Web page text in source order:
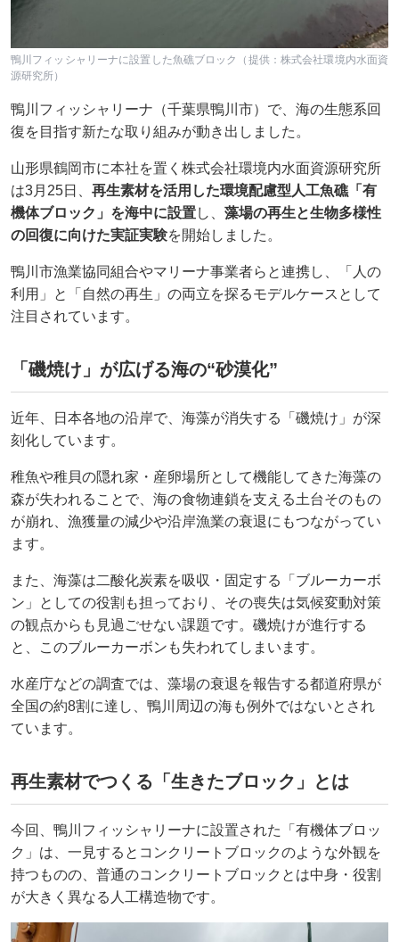
鴨川フィッシャリーナに設置した魚礁ブロック（提供：株式会社環境内水面資
源研究所）
鴨川フィッシャリーナ（千葉県鴨川市）で、海の生態系回
復を目指す新たな取り組みが動き出しました。
山形県鶴岡市に本社を置く株式会社環境内水面資源研究所
は3月25日、 再生素材を活用した環境配慮型人工魚礁「有
機体ブロック」を海中に設置し、 藻場の再生と生物多様性
の回復に向けた実証実験を開始しました。
鴨川市漁業協同組合やマリーナ事業者らと連携し、「人の
利用」と「自然の再生」の両立を探るモデルケースとして
注目されています。
「磯焼け」が広げる海の“砂漠化”
近年、日本各地の沿岸で、海藻が消失する「磯焼け」が深
刻化しています。
稚魚や稚貝の隠れ家・産卵場所として機能してきた海藻の
森が失われることで、海の食物連鎖を支える土台そのもの
が崩れ、漁獲量の減少や沿岸漁業の衰退にもつながってい
ます。
また、海藻は二酸化炭素を吸収・固定する「ブルーカーボ
ン」としての役割も担っており、その喪失は気候変動対策
の観点からも見過ごせない課題です。磯焼けが進行する
と、このブルーカーボンも失われてしまいます。
水産庁などの調査では、藻場の衰退を報告する都道府県が
全国の約8割に達し、鴨川周辺の海も例外ではないとされ
ています。
再生素材でつくる「生きたブロック」とは
今回、鴨川フィッシャリーナに設置された「有機体ブロッ
ク」は、一見するとコンクリートブロックのような外観を
持つものの、普通のコンクリートブロックとは中身・役割
が大きく異なる人工構造物です。